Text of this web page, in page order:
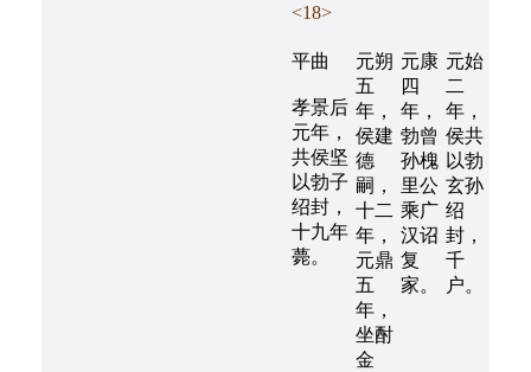
<18>
平曲
孝景后
元年，
共侯坚
以勃子
绍封，
十九年
薨。
元朔
五
年，
侯建
德
嗣，
十二
年，
元鼎
五
年，
坐酎
金
元康
四
年，
勃曾
孙槐
里公
乘广
汉诏
复
家。
元始
二
年，
侯共
以勃
玄孙
绍
封，
千
户。